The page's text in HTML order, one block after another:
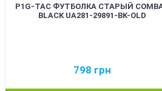
P1G-TAC ФУТБОЛКА СТАРЫЙ
BLACK UA281-29891-BK-OLD
798 грн